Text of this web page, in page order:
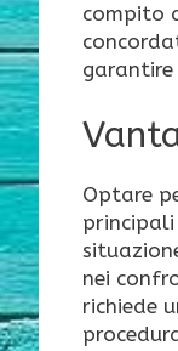
compito
Optare
nei
richiede